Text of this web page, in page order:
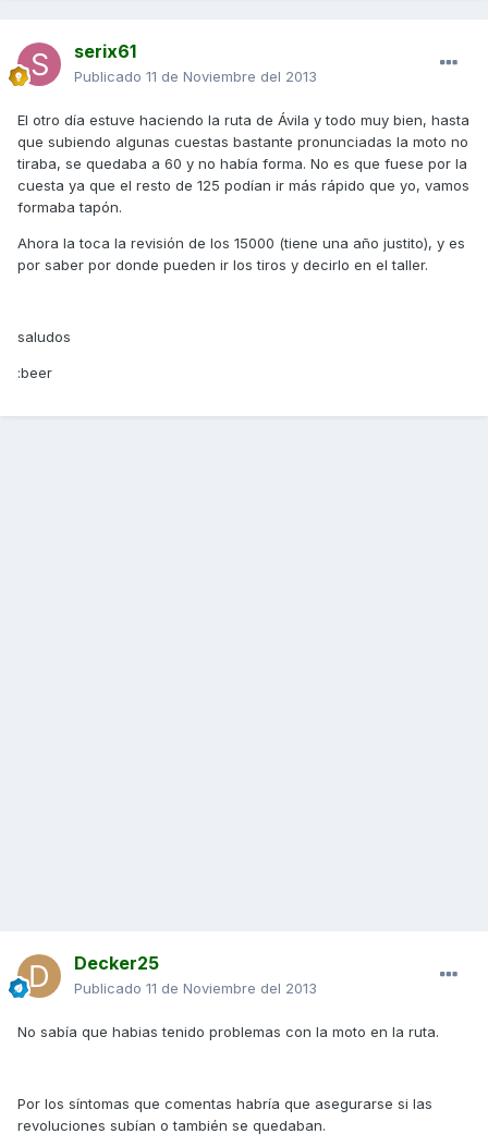
serix61
Publicado 11 de Noviembre del 2013
El otro día estuve haciendo la ruta de Ávila y todo muy bien, hasta
que subiendo algunas cuestas bastante pronunciadas la moto no
tiraba, se quedaba a 60 y no había forma. No es que fuese por la
cuesta ya que el resto de 125 podían ir más rápido que yo, vamos
formaba tapón.
Ahora la toca la revisión de los 15000 (tiene una año justito), y es
por saber por donde pueden ir los tiros y decirlo en el taller.
saludos
:beer
Decker25
Publicado 11 de Noviembre del 2013
No sabía que habias tenido problemas con la moto en la ruta.
Por los síntomas que comentas habría que asegurarse si las
revoluciones subían o también se quedaban.